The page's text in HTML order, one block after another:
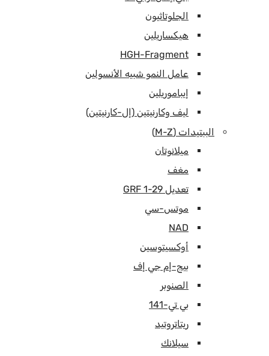
الجلوتاثيون
هيكساريلين
HGH-Fragment
عامل النمو شبيه الأنسولين
إيباموريلين
ليف وكارنيتين (إل-كارنيتين)
الببتيدات (M-Z)
ميلانوتان
مغف
تعديل GRF 1-29
موتس-سي
NAD
أوكسيتوسين
بيج-إم جي إف
الصنوبر
بي تي-141
ريتاتروتيد
سيلانك